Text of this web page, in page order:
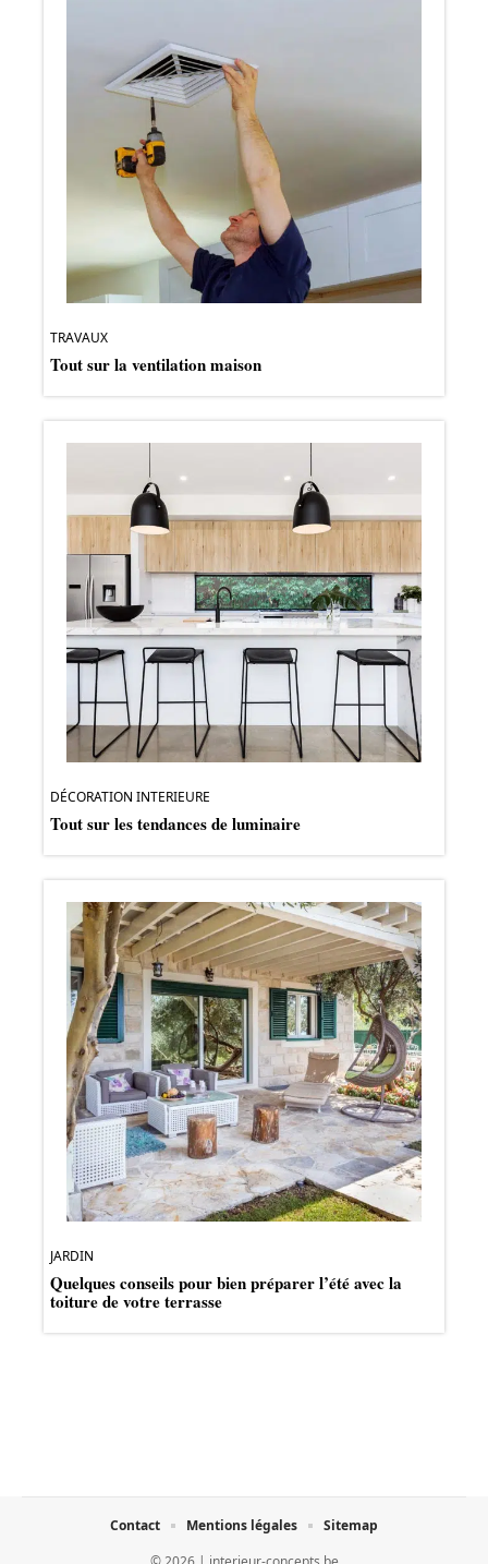
TRAVAUX
Tout sur la ventilation maison
DÉCORATION INTERIEURE
Tout sur les tendances de luminaire
JARDIN
Quelques conseils pour bien préparer l’été avec la
toiture de votre terrasse
Contact Mentions légales Sitemap